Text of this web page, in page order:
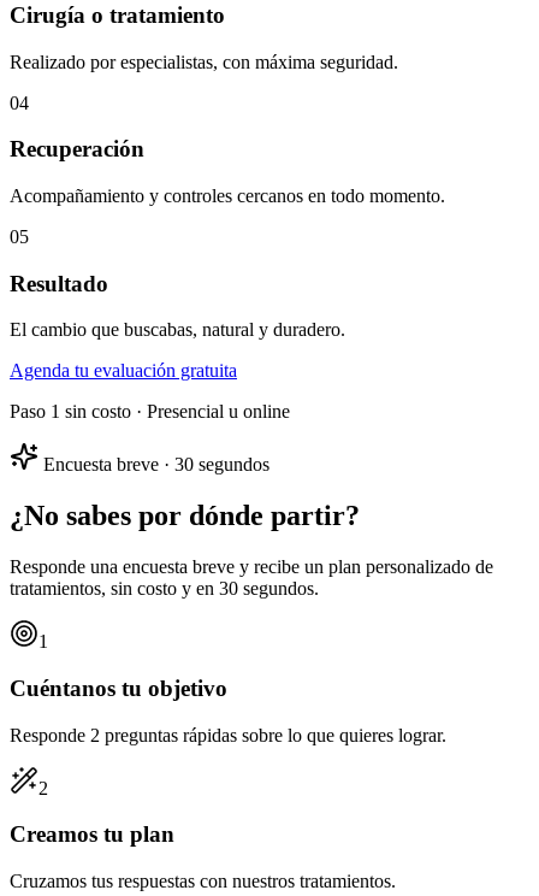
Cirugía o tratamiento
Realizado por especialistas, con máxima seguridad.
04
Recuperación
Acompañamiento y controles cercanos en todo momento.
05
Resultado
El cambio que buscabas, natural y duradero.
Agenda tu evaluación gratuita
Paso 1 sin costo · Presencial u online
Encuesta breve · 30 segundos
¿No sabes por dónde partir?
Responde una encuesta breve y recibe un plan personalizado de
tratamientos, sin costo y en 30 segundos.
1
Cuéntanos tu objetivo
Responde 2 preguntas rápidas sobre lo que quieres lograr.
2
Creamos tu plan
Cruzamos tus respuestas con nuestros tratamientos.